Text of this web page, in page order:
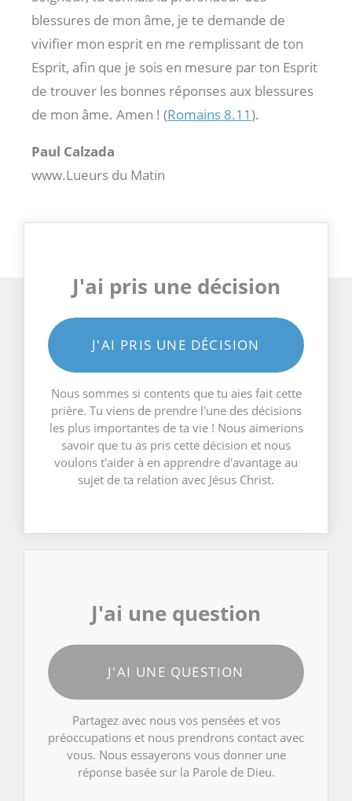
blessures de mon âme, je te demande de
vivifier mon esprit en me remplissant de ton
Esprit, afin que je sois en mesure par ton Esprit
de trouver les bonnes réponses aux blessures
de mon âme. Amen ! (Romains 8.11).
Paul Calzada
www.Lueurs du Matin
J'ai pris une décision
J'AI PRIS UNE DÉCISION
Nous sommes si contents que tu aies fait cette
prière. Tu viens de prendre l'une des décisions
les plus importantes de ta vie ! Nous aimerions
savoir que tu as pris cette décision et nous
voulons t'aider à en apprendre d'avantage au
sujet de ta relation avec Jésus Christ.
J'ai une question
J'AI UNE QUESTION
Partagez avec nous vos pensées et vos
préoccupations et nous prendrons contact avec
vous. Nous essayerons vous donner une
réponse basée sur la Parole de Dieu.